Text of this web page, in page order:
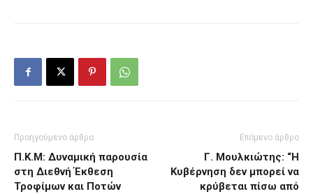
Προηγούμενο άρθρο
Π.Κ.Μ: Δυναμική παρουσία
στη Διεθνή Έκθεση
Τροφίμων και Ποτών
Επόμενο άρθρο
Γ. Μουλκιώτης: “Η
Κυβέρνηση δεν μπορεί να
κρύβεται πίσω από